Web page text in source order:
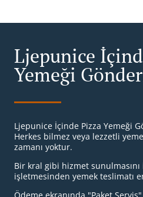
Ljepunice
Yemeği
Ljepunice İçinde Pizza Yemeği
Herkes bilmez veya lezzetli
zamanı yoktur.
Bir kral gibi hizmet
işletmesinden yemek teslimatı